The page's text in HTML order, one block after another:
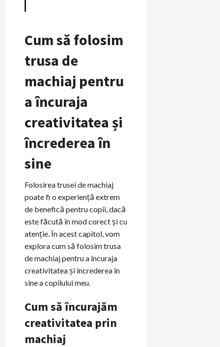
Cum să folosim
trusa de
machiaj pentru
a încuraja
creativitatea și
încrederea în
sine
Folosirea trusei de machiaj
poate fi o experiență extrem
de benefică pentru copii, dacă
este făcută în mod corect și cu
atenție. În acest capitol, vom
explora cum să folosim trusa
de machiaj pentru a încuraja
creativitatea și încrederea în
sine a copilului meu.
Cum să încurajăm
creativitatea prin
machiaj